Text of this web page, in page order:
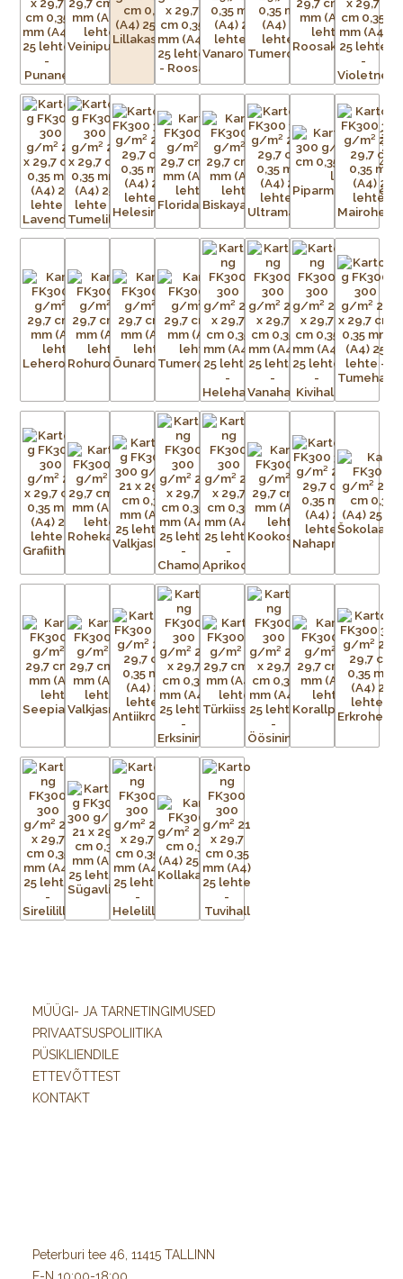
MÜÜGI- JA TARNETINGIMUSED
PRIVAATSUSPOLIITIKA
PÜSIKLIENDILE
ETTEVÕTTEST
KONTAKT
Peterburi tee 46, 11415 TALLINN